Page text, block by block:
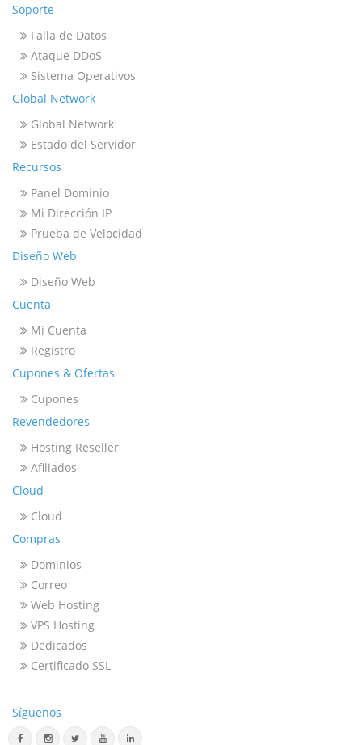
Soporte
Falla de Datos
Ataque DDoS
Sistema Operativos
Global Network
Global Network
Estado del Servidor
Recursos
Panel Dominio
Mi Dirección IP
Prueba de Velocidad
Diseño Web
Diseño Web
Cuenta
Mi Cuenta
Registro
Cupones & Ofertas
Cupones
Revendedores
Hosting Reseller
Afiliados
Cloud
Cloud
Compras
Dominios
Correo
Web Hosting
VPS Hosting
Dedicados
Certificado SSL
Síguenos